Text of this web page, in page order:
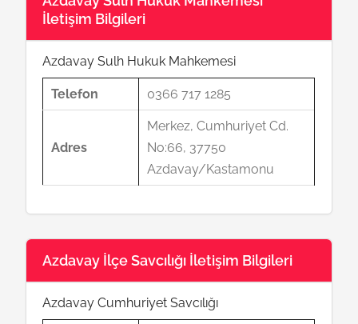
İletişim Bilgileri
Azdavay Sulh Hukuk Mahkemesi
Telefon 0366 717 1285
Adres
Merkez, Cumhuriyet Cd.
No:66, 37750
Azdavay/Kastamonu
Azdavay İlçe Savcılığı İletişim Bilgileri
Azdavay Cumhuriyet Savcılığı